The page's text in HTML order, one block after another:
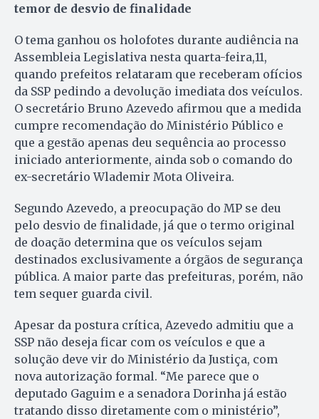
temor de desvio de finalidade
O tema ganhou os holofotes durante audiência na
Assembleia Legislativa nesta quarta-feira,11,
quando prefeitos relataram que receberam ofícios
da SSP pedindo a devolução imediata dos veículos.
O secretário Bruno Azevedo afirmou que a medida
cumpre recomendação do Ministério Público e
que a gestão apenas deu sequência ao processo
iniciado anteriormente, ainda sob o comando do
ex-secretário Wlademir Mota Oliveira.
Segundo Azevedo, a preocupação do MP se deu
pelo desvio de finalidade, já que o termo original
de doação determina que os veículos sejam
destinados exclusivamente a órgãos de segurança
pública. A maior parte das prefeituras, porém, não
tem sequer guarda civil.
Apesar da postura crítica, Azevedo admitiu que a
SSP não deseja ficar com os veículos e que a
solução deve vir do Ministério da Justiça, com
nova autorização formal. “Me parece que o
deputado Gaguim e a senadora Dorinha já estão
tratando disso diretamente com o ministério”,